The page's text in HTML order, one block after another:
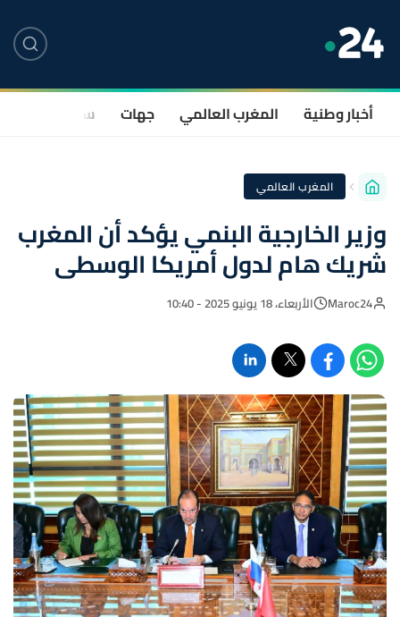
أخبار وطنية المغرب العالمي جهات سياسة
المغرب العالمي
وزير الخارجية البنمي يؤكد أن المغرب
شريك هام لدول أمريكا الوسطى
Maroc24 الأربعاء، 18 يونيو 2025 - 10:40